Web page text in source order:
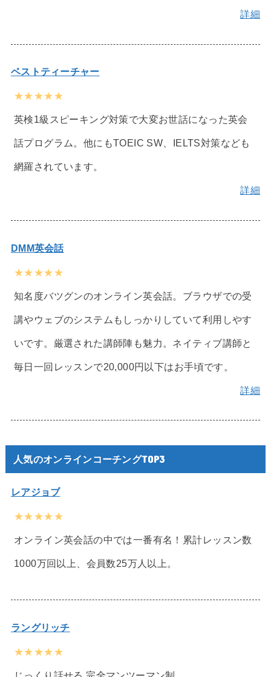
詳細
ベストティーチャー
★★★★★
英検1級スピーキング対策で大変お世話になった英会
話プログラム。他にもTOEIC SW、IELTS対策なども
網羅されています。
詳細
DMM英会話
★★★★★
知名度バツグンのオンライン英会話。ブラウザでの受
講やウェブのシステムもしっかりしていて利用しやす
いです。厳選された講師陣も魅力。ネイティブ講師と
毎日一回レッスンで20,000円以下はお手頃です。
詳細
人気のオンラインコーチングTOP3
レアジョブ
★★★★★
オンライン英会話の中では一番有名！累計レッスン数
1000万回以上、会員数25万人以上。
ラングリッチ
★★★★★